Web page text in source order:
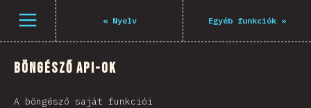
Menü megnyitása « Nyelv Egyéb funkciók »
Böngésző API-ok
A böngésző saját funkciói